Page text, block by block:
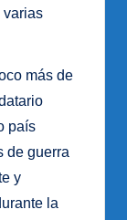
varias
más de
país
de guerra
y
la